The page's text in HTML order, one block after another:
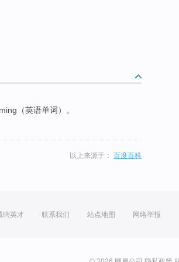
（英语单词）。
以上来源于： 百度百科
聘英才 联系我们 站点地图 网络举报